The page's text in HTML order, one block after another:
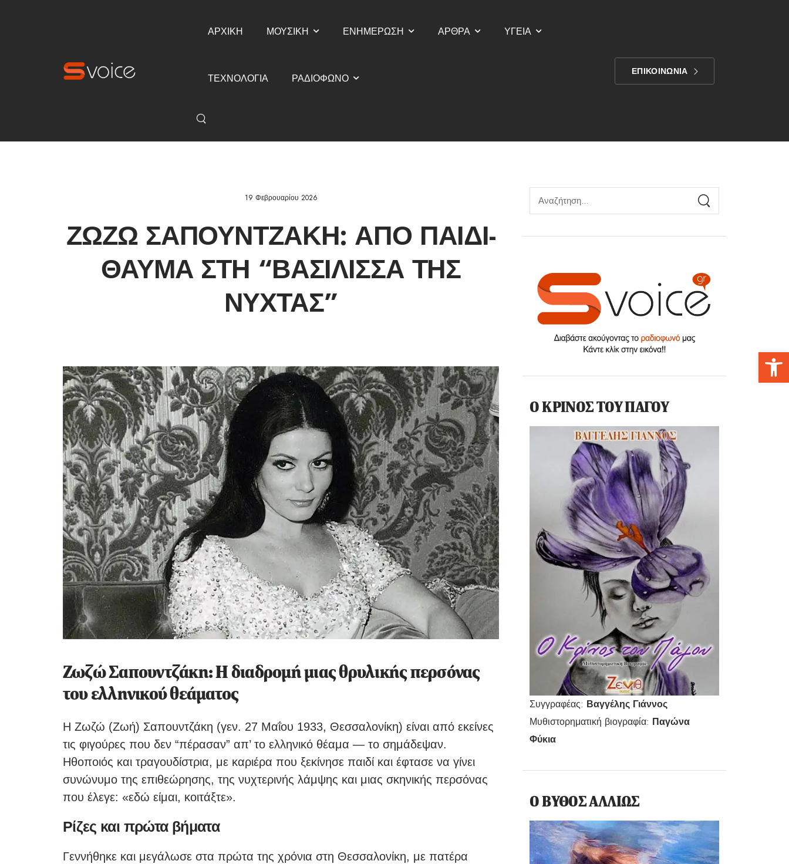
ΑΡΧΙΚΗ ΜΟΥΣΙΚΗ ΕΝΗΜΕΡΩΣΗ ΑΡΘΡΑ ΥΓΕΙΑ
ΤΕΧΝΟΛΟΓΙΑ ΡΑΔΙΟΦΩΝΟ
ΕΠΙΚΟΙΝΩΝΙΑ
Ο ΚΡΙΝΟΣ ΤΟΥ ΠΑΓΟΥ
Συγγραφέας: Βαγγέλης Γιάννος
Μυθιστορηματική βιογραφία: Παγώνα
Φύκια
Ο ΒΥΘΟΣ ΑΛΛΙΩΣ
19 Φεβρουαρίου 2026
ΖΩΖΏ ΣΑΠΟΥΝΤΖΆΚΗ: ΑΠΌ ΠΑΙΔΊ-
ΘΑΎΜΑ ΣΤΗ “ΒΑΣΊΛΙΣΣΑ ΤΗΣ
ΝΎΧΤΑΣ”
Ζωζώ Σαπουντζάκη: Η διαδρομή μιας θρυλικής περσόνας
του ελληνικού θεάματος
Η Ζωζώ (Ζωή) Σαπουντζάκη (γεν. 27 Μαΐου 1933, Θεσσαλονίκη) είναι από εκείνες
τις φιγούρες που δεν “πέρασαν” απ’ το ελληνικό θέαμα — το σημάδεψαν.
Ηθοποιός και τραγουδίστρια, με καριέρα που ξεκίνησε παιδί και έφτασε να γίνει
συνώνυμο της επιθεώρησης, της νυχτερινής λάμψης και μιας σκηνικής περσόνας
που έλεγε: «εδώ είμαι, κοιτάξτε».
Ρίζες και πρώτα βήματα
Γεννήθηκε και μεγάλωσε στα πρώτα της χρόνια στη Θεσσαλονίκη, με πατέρα